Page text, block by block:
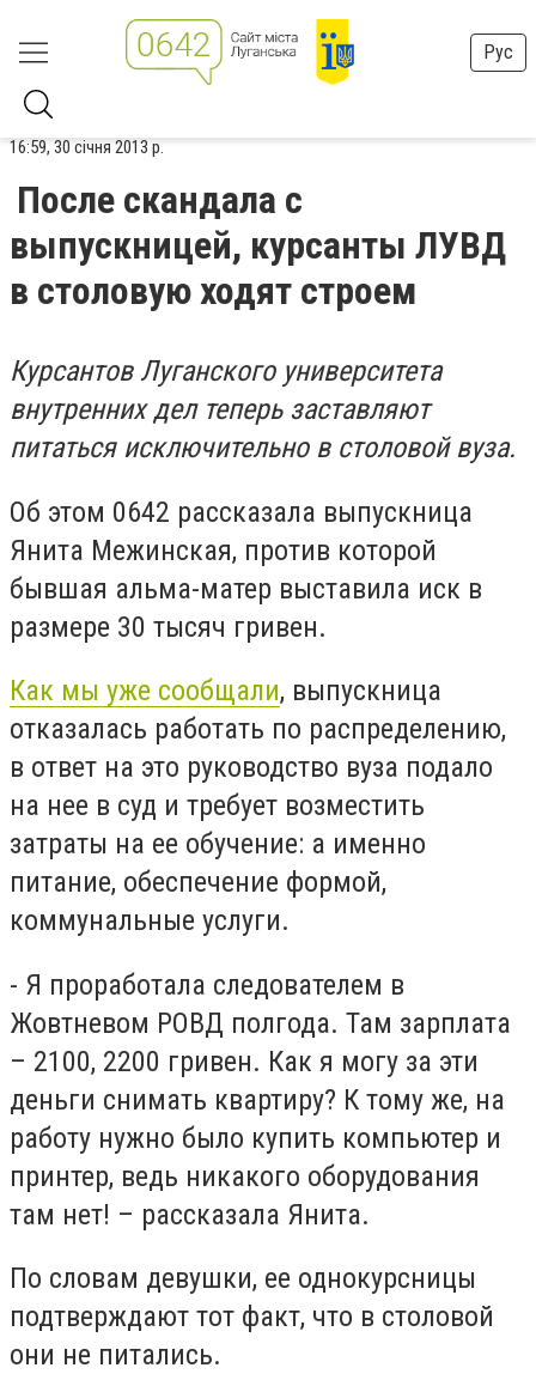
Рус
16:59, 30 січня 2013 р.
После скандала с
выпускницей, курсанты ЛУВД
в столовую ходят строем
Курсантов Луганского университета
внутренних дел теперь заставляют
питаться исключительно в столовой вуза.
Об этом 0642 рассказала выпускница
Янита Межинская, против которой
бывшая альма-матер выставила иск в
размере 30 тысяч гривен.
Как мы уже сообщали, выпускница
отказалась работать по распределению,
в ответ на это руководство вуза подало
на нее в суд и требует возместить
затраты на ее обучение: а именно
питание, обеспечение формой,
коммунальные услуги.
- Я проработала следователем в
Жовтневом РОВД полгода. Там зарплата
– 2100, 2200 гривен. Как я могу за эти
деньги снимать квартиру? К тому же, на
работу нужно было купить компьютер и
принтер, ведь никакого оборудования
там нет! – рассказала Янита.
По словам девушки, ее однокурсницы
подтверждают тот факт, что в столовой
они не питались.